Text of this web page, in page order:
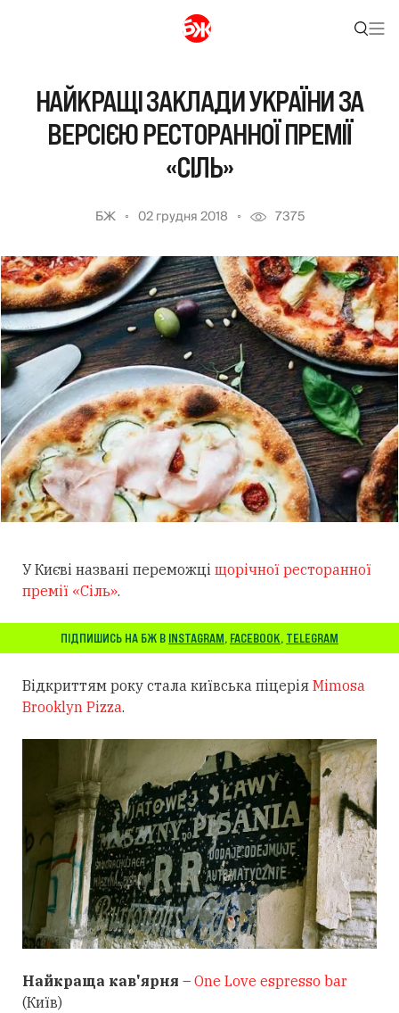
НАЙКРАЩІ ЗАКЛАДИ УКРАЇНИ ЗА
ВЕРСІЄЮ РЕСТОРАННОЇ ПРЕМІЇ
«СІЛЬ»
БЖ 02 грудня 2018 7375
У Києві названі переможці щорічної ресторанної
премії «Сіль».
ПІДПИШИСЬ НА БЖ В INSTAGRAM, FACEBOOK, TELEGRAM
Відкриттям року стала київська піцерія Mimosa
Brooklyn Pizza.
Найкраща кав'ярня – One Love espresso bar
(Київ)